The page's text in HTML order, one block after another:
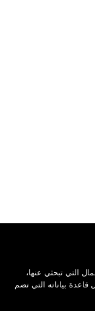
التي تبحثي عنها،
بياناته التي تضم